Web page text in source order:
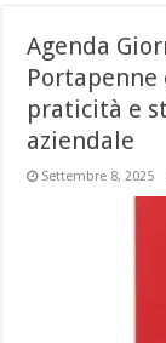
Agenda
Portapenne
praticità e
aziendale
Settembre 8, 2025